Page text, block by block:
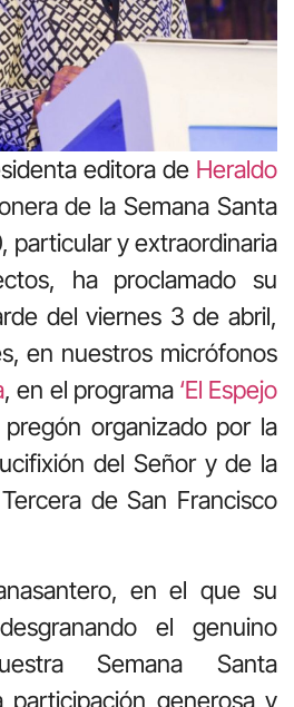
editora de Heraldo
de la Semana Santa
particular y extraordinaria
ha proclamado su
del viernes 3 de abril,
en nuestros micrófonos
, en el programa ‘El Espejo
organizado por la
del Señor y de la
de San Francisco
en el que su
el genuino
Semana Santa
participación generosa y